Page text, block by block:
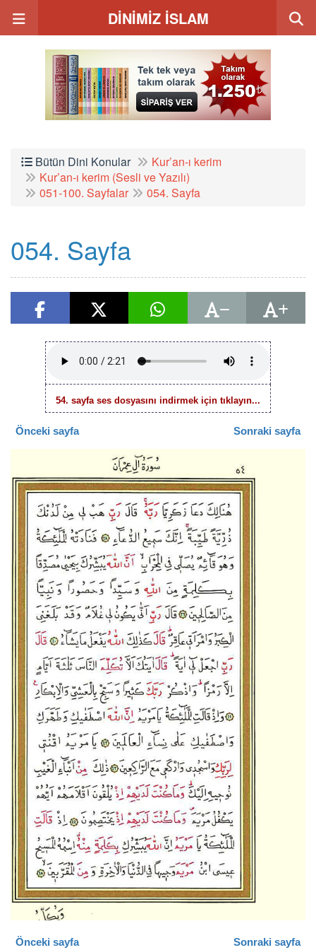
DİNİMİZ İSLAM
Bütün Dini Konular
Kur’an-ı kerim
Kur’an-ı kerim (Sesli ve Yazılı)
051-100. Sayfalar
054. Sayfa
054. Sayfa
54. sayfa ses dosyasını indirmek için tıklayın...
Önceki sayfa Sonraki sayfa
Önceki sayfa Sonraki sayfa